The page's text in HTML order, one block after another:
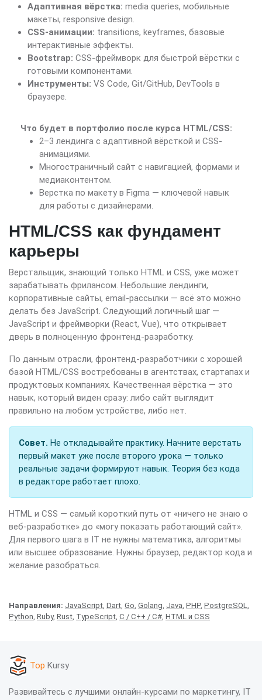
Адаптивная вёрстка: media queries, мобильные
макеты, responsive design.
CSS-анимации: transitions, keyframes, базовые
интерактивные эффекты.
Bootstrap: CSS-фреймворк для быстрой вёрстки с
готовыми компонентами.
Инструменты: VS Code, Git/GitHub, DevTools в
браузере.
Что будет в портфолио после курса HTML/CSS:
2–3 лендинга с адаптивной вёрсткой и CSS-
анимациями.
Многостраничный сайт с навигацией, формами и
медиаконтентом.
Верстка по макету в Figma — ключевой навык
для работы с дизайнерами.
HTML/CSS как фундамент
карьеры
Верстальщик, знающий только HTML и CSS, уже может
зарабатывать фрилансом. Небольшие лендинги,
корпоративные сайты, email-рассылки — всё это можно
делать без JavaScript. Следующий логичный шаг —
JavaScript и фреймворки (React, Vue), что открывает
дверь в полноценную фронтенд-разработку.
По данным отрасли, фронтенд-разработчики с хорошей
базой HTML/CSS востребованы в агентствах, стартапах и
продуктовых компаниях. Качественная вёрстка — это
навык, который виден сразу: либо сайт выглядит
правильно на любом устройстве, либо нет.
Совет. Не откладывайте практику. Начните верстать
первый макет уже после второго урока — только
реальные задачи формируют навык. Теория без кода
в редакторе работает плохо.
HTML и CSS — самый короткий путь от «ничего не знаю о
веб-разработке» до «могу показать работающий сайт».
Для первого шага в IT не нужны математика, алгоритмы
или высшее образование. Нужны браузер, редактор кода и
желание разобраться.
Направления: JavaScript Dart Go Golang Java PHP, PostgreSQL
Python Ruby, Rust TypeScript C / C++ / C# HTML и CSS
Top Kursy
Развивайтесь с лучшими онлайн-курсами по маркетингу, IT